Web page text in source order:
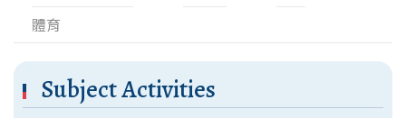
體育
Subject Activities